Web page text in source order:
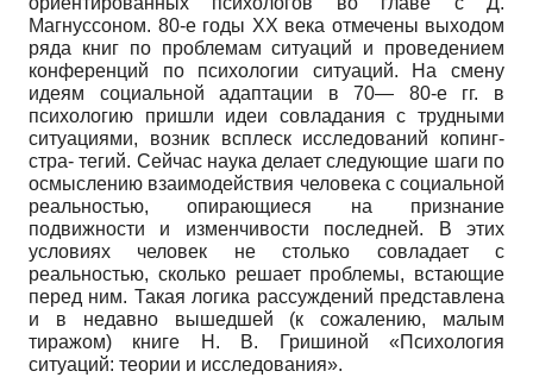
Магнуссоном. 80-е годы ХХ века отмечены выходом
ряда книг по проблемам ситуаций и проведением
конференций по психологии ситуаций. На смену
идеям социальной адаптации в 70— 80-е гг. в
психологию пришли идеи со­владания с трудными
ситуациями, возник всплеск исследований копинг-
стра- тегий. Сейчас наука делает следующие шаги по
осмыслению взаимодействия человека с социальной
реальностью, опирающиеся на признание
подвижности и изменчивости последней. В этих
условиях человек не столько совладает с
реальностью, сколько решает проблемы, встающие
перед ним. Такая логика рассуждений представлена
и в недавно вышедшей (к сожалению, малым
тиражом) книге Н. В. Гришиной «Психология
ситуаций: теории и исследования».